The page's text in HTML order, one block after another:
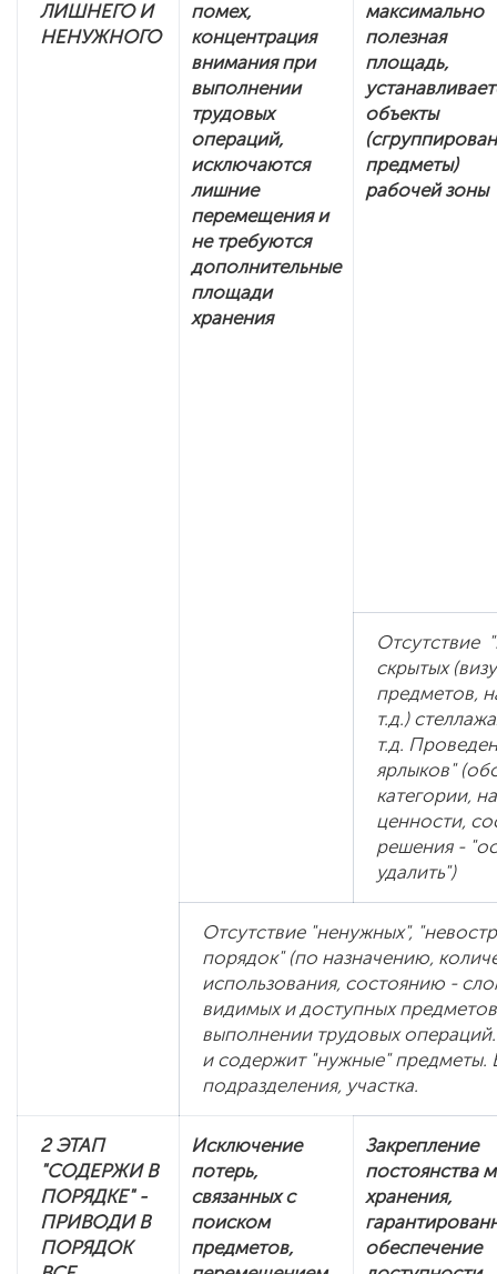
ЛИШНЕГО И
НЕНУЖНОГО
помех,
концентрация
внимания при
выполнении
трудовых
операций,
исключаются
лишние
перемещения и
не требуются
дополнительные
площади
хранения
максимально
полезная
площадь,
объекты
предметы)
рабочей зоны
Отсутствие
скрытых
предметов,
т.д.)
т.д.
ярлыков"
категории,
ценности,
решения -
удалить")
Отсутствие "ненужных",
порядок" (по назначению,
использования, состоянию -
видимых и доступных
выполнении трудовых
и содержит "нужные" предметы.
подразделения, участка.
2 ЭТАП
"СОДЕРЖИ В
ПОРЯДКЕ" -
ПРИВОДИ В
ПОРЯДОК
Исключение
потерь,
связанных с
поиском
предметов,
Закрепление
постоянства
хранения,
обеспечение